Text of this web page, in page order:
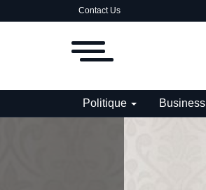
Contact Us
Politique Business